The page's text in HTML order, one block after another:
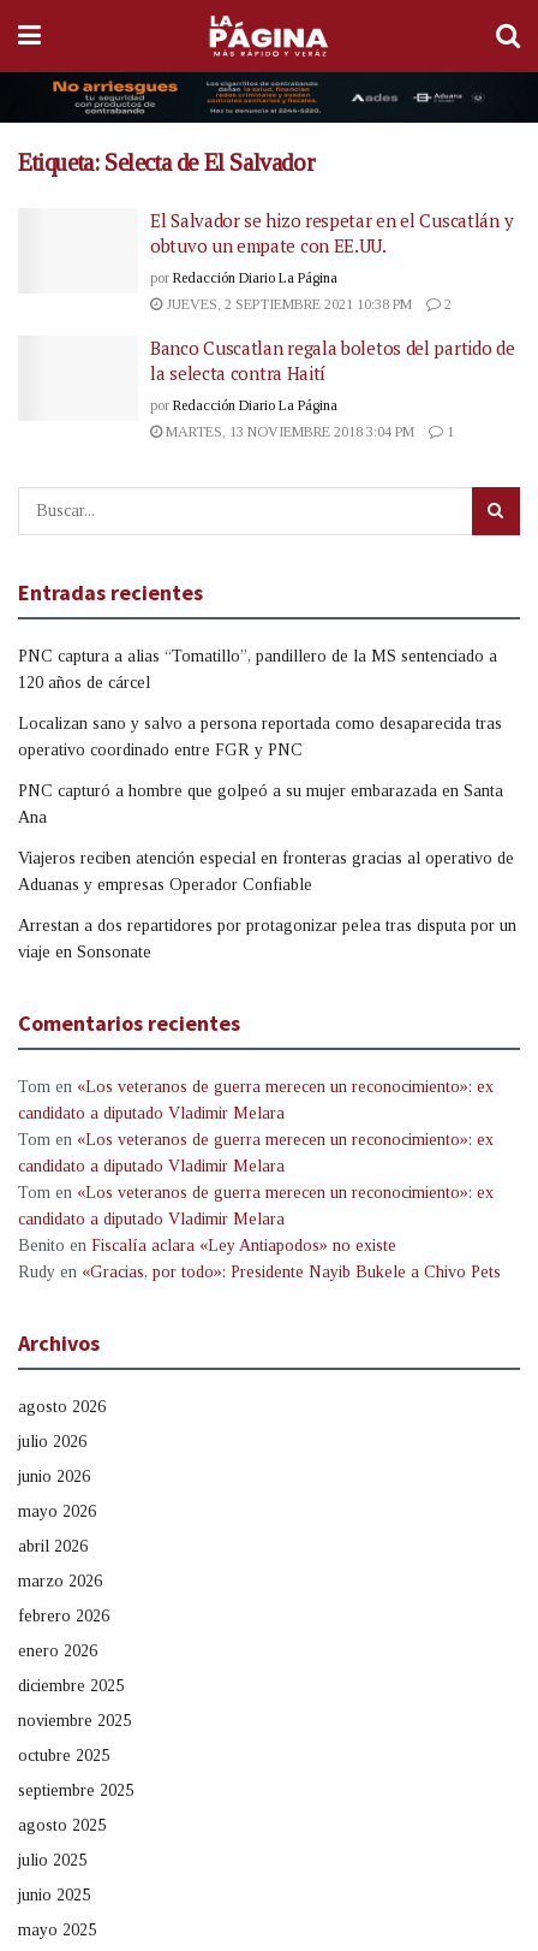
Etiqueta: Selecta de El Salvador
El Salvador se hizo respetar en el Cuscatlán y
obtuvo un empate con EE.UU.
por Redacción Diario La Página
JUEVES, 2 SEPTIEMBRE 2021 10:38 PM
2
Banco Cuscatlan regala boletos del partido de
la selecta contra Haití
por Redacción Diario La Página
MARTES, 13 NOVIEMBRE 2018 3:04 PM
1
Entradas recientes
PNC captura a alias “Tomatillo”, pandillero de la MS sentenciado a
120 años de cárcel
Localizan sano y salvo a persona reportada como desaparecida tras
operativo coordinado entre FGR y PNC
PNC capturó a hombre que golpeó a su mujer embarazada en Santa
Ana
Viajeros reciben atención especial en fronteras gracias al operativo de
Aduanas y empresas Operador Confiable
Arrestan a dos repartidores por protagonizar pelea tras disputa por un
viaje en Sonsonate
Comentarios recientes
Tom en «Los veteranos de guerra merecen un reconocimiento»: ex
candidato a diputado Vladimir Melara
Tom en «Los veteranos de guerra merecen un reconocimiento»: ex
candidato a diputado Vladimir Melara
Tom en «Los veteranos de guerra merecen un reconocimiento»: ex
candidato a diputado Vladimir Melara
Benito en Fiscalía aclara «Ley Antiapodos» no existe
Rudy en «Gracias, por todo»: Presidente Nayib Bukele a Chivo Pets
Archivos
agosto 2026
julio 2026
junio 2026
mayo 2026
abril 2026
marzo 2026
febrero 2026
enero 2026
diciembre 2025
noviembre 2025
octubre 2025
septiembre 2025
agosto 2025
julio 2025
junio 2025
mayo 2025